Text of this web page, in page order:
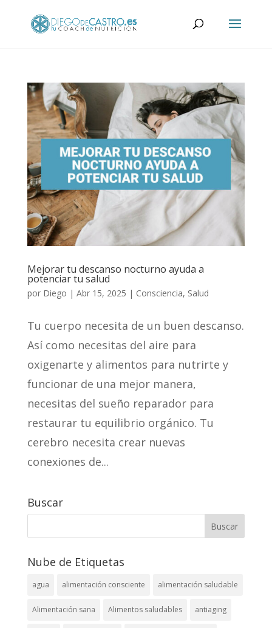
Mejorar tu descanso nocturno ayuda a
potenciar tu salud
por Diego | Abr 15, 2025 | Consciencia, Salud
Tu cuerpo necesita de un buen descanso.
Así como necesitas del aire para
oxigenarte y alimentos para nutrirte y
funcionar de una mejor manera,
necesitas del sueño reparador para
restaurar tu equilibrio orgánico. Tu
cerebro necesita crear nuevas
conexiones de...
Buscar
Nube de Etiquetas
agua alimentación consciente alimentación saludable
Alimentación sana Alimentos saludables antiaging